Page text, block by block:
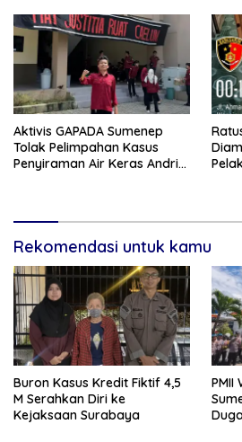
Aktivis GAPADA Sumenep
Tolak Pelimpahan Kasus
Penyiraman Air Keras Andrie
Rekomendasi untuk kamu
Buron Kasus Kredit Fiktif 4,5
M Serahkan Diri ke
Kejaksaan Surabaya
PMII